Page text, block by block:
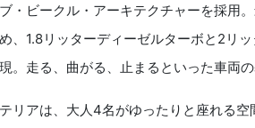
・ビークル・アーキテクチャーを採用
、 1.8リッターディーゼルターボと2リ
。走る、曲がる、止まるといった車両
リアは、大人4名がゆったりと座れる